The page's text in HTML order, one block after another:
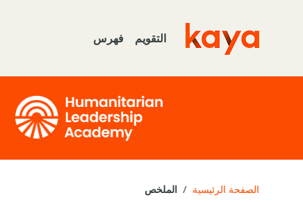
Go to home التقويم فهرس
الصفحة الرئيسية الملخص